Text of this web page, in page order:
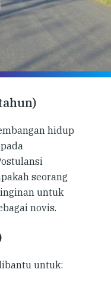
hidup
seorang
untuk
novis.
untuk: